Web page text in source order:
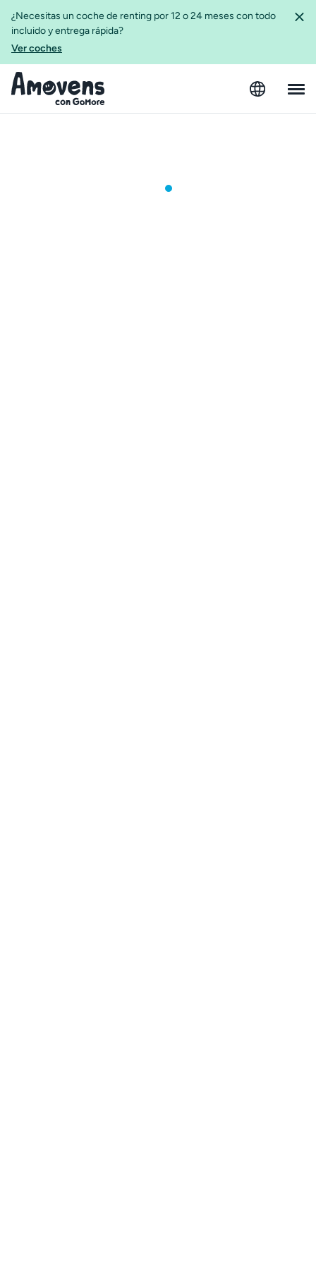
¿Necesitas un coche de renting por 12 o 24 meses con todo
incluido y entrega rápida?
Ver coches